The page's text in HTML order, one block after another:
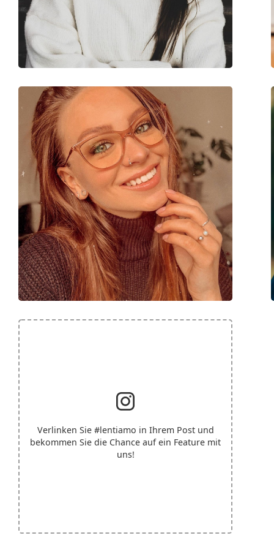
Marke:
Emporio Armani
Code:
0EA3147 5042 55
Verlinken Sie #lentiamo in Ihrem Post und
bekommen Sie die Chance auf ein Feature mit
uns!